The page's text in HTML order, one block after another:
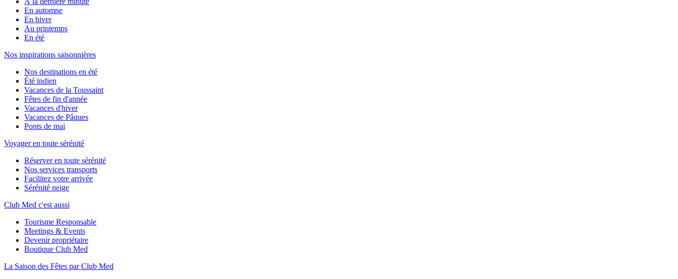
En automne
En hiver
Au printemps
En été
Nos inspirations saisonnières
Nos destinations en été
Été indien
Vacances de la Toussaint
Fêtes de fin d'année
Vacances d'hiver
Vacances de Pâques
Ponts de mai
Voyager en toute sérénité
Réserver en toute sérénité
Nos services transports
Facilitez votre arrivée
Sérénité neige
Club Med c'est aussi
Tourisme Responsable
Meetings & Events
Devenir propriétaire
Boutique Club Med
La Saison des Fêtes par Club Med